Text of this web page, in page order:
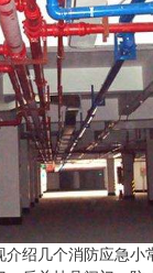
介绍几个消防应急小